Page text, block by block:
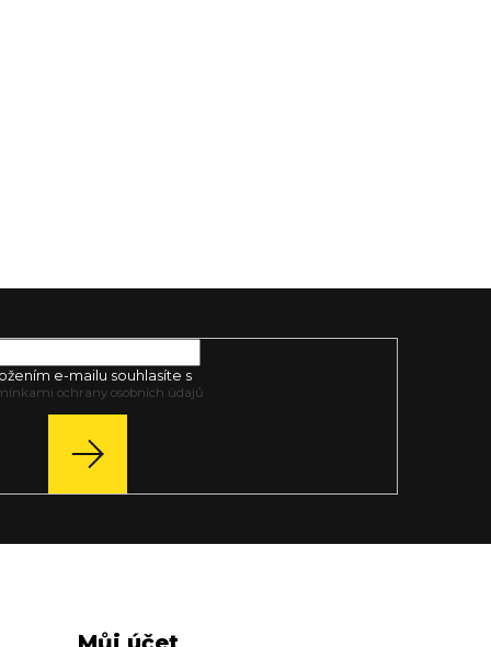
e-mailu souhlasíte s
ochrany osobních údajů
PŘIHLÁSIT
SE